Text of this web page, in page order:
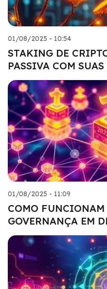
01/08/2025 - 10:54
STAKING DE
PASSIVA COM
01/08/2025 - 11:09
COMO FUNCIONAM
GOVERNANÇA EM